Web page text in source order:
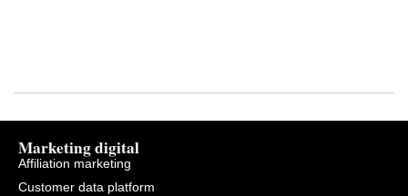
Marketing digital
Affiliation marketing
Customer data platform